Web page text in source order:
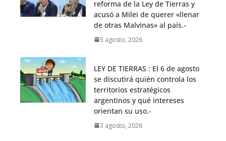
reforma de la Ley de Tierras y
acusó a Milei de querer «llenar
de otras Malvinas» al país.-
5 agosto, 2026
LEY DE TIERRAS : El 6 de agosto
se discutirá quién controla los
territorios estratégicos
argentinos y qué intereses
orientan su uso.-
3 agosto, 2026